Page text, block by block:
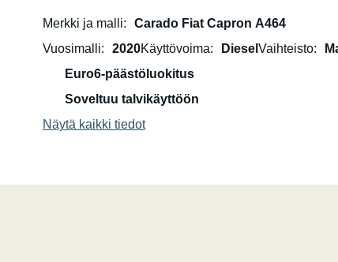
Sisätilat ovat tilavat. Matkailuauto on varustettu
Myös kaasugrilli, polkupyöräteline, retkipöytä ja
kapselikahvinkeitin.
Merkki ja malli
Carado Fiat Capron A464
Vuosimalli
2020Käyttövoima Diesel Vaihteisto
Euro6-päästöluokitus
Soveltuu talvikäyttöön
Näytä kaikki tiedot